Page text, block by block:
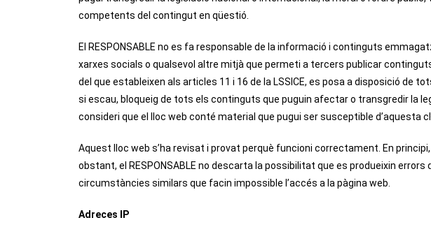
competents del contingut en qüestió.
El RESPONSABLE no es fa responsable de la informació i continguts
xarxes socials o qualsevol altre mitjà que permeti a tercers publicar
del que estableixen als articles 11 i 16 de la LSSICE, es posa a disposició de
si escau, bloqueig de tots els continguts que puguin afectar o transgredir la
consideri que el lloc web conté material que pugui ser susceptible d’aquesta
Aquest lloc web s’ha revisat i provat perquè funcioni correctament. En
obstant, el RESPONSABLE no descarta la possibilitat que es produeixin
circumstàncies similars que facin impossible l’accés a la pàgina web.
Adreces IP